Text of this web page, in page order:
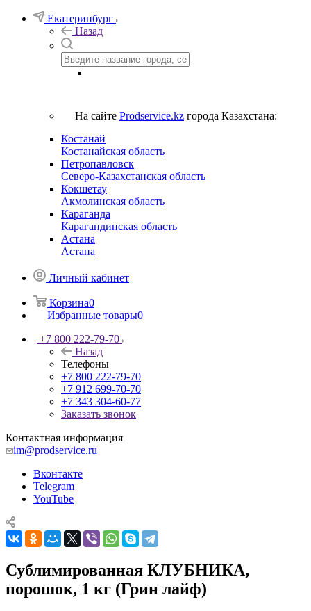
Екатеринбург
Назад
На сайте Prodservice.kz города Казахстана:
Костанай
Костанайская область
Петропавловск
Северо-Казахстанская область
Кокшетау
Акмолинская область
Караганда
Карагандинская область
Астана
Астана
Личный кабинет
Корзина0
Избранные товары0
+7 800 222-79-70
Назад
Телефоны
+7 800 222-79-70
+7 912 699-70-70
+7 343 304-60-77
Заказать звонок
Контактная информация
im@prodservice.ru
Вконтакте
Telegram
YouTube
Сублимированная КЛУБНИКА,
порошок, 1 кг (Грин лайф)